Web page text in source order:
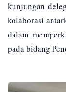
kunjungan
kolaborasi
dalam
pada bidang